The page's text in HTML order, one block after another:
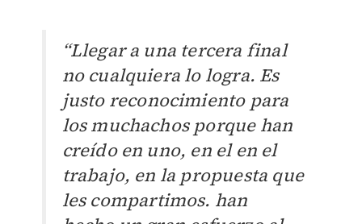
“Llegar a una tercera final
no cualquiera lo logra. Es
justo reconocimiento para
los muchachos porque han
creído en uno, en el en el
trabajo, en la propuesta que
les compartimos. han